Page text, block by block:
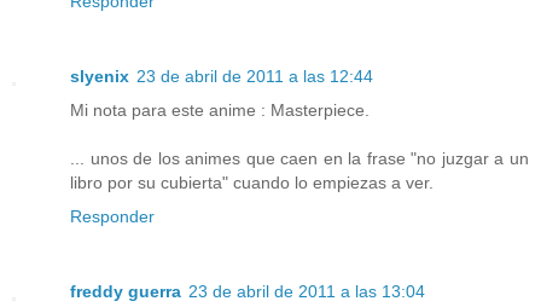
slyenix 23 de abril de 2011 a las 12:44
Mi nota para este anime : Masterpiece.
... unos de los animes que caen en la frase "no juzgar a un
libro por su cubierta" cuando lo empiezas a ver.
Responder
freddy guerra 23 de abril de 2011 a las 13:04